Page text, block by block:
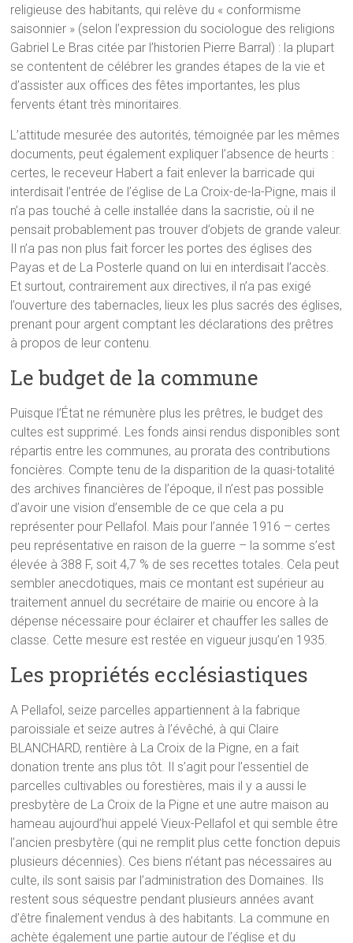
religieuse des habitants, qui relève du « conformisme
saisonnier » (selon l’expression du sociologue des religions
Gabriel Le Bras citée par l’historien Pierre Barral) : la plupart
se contentent de célébrer les grandes étapes de la vie et
d’assister aux offices des fêtes importantes, les plus
fervents étant très minoritaires.
L’attitude mesurée des autorités, témoignée par les mêmes
documents, peut également expliquer l’absence de heurts :
certes, le receveur Habert a fait enlever la barricade qui
interdisait l’entrée de l’église de La Croix-de-la-Pigne, mais il
n’a pas touché à celle installée dans la sacristie, où il ne
pensait probablement pas trouver d’objets de grande valeur.
Il n’a pas non plus fait forcer les portes des églises des
Payas et de La Posterle quand on lui en interdisait l’accès.
Et surtout, contrairement aux directives, il n’a pas exigé
l’ouverture des tabernacles, lieux les plus sacrés des églises,
prenant pour argent comptant les déclarations des prêtres
à propos de leur contenu.
Le budget de la commune
Puisque l’État ne rémunère plus les prêtres, le budget des
cultes est supprimé. Les fonds ainsi rendus disponibles sont
répartis entre les communes, au prorata des contributions
foncières. Compte tenu de la disparition de la quasi-totalité
des archives financières de l’époque, il n’est pas possible
d’avoir une vision d’ensemble de ce que cela a pu
représenter pour Pellafol. Mais pour l’année 1916 – certes
peu représentative en raison de la guerre – la somme s’est
élevée à 388 F, soit 4,7 % de ses recettes totales. Cela peut
sembler anecdotiques, mais ce montant est supérieur au
traitement annuel du secrétaire de mairie ou encore à la
dépense nécessaire pour éclairer et chauffer les salles de
classe. Cette mesure est restée en vigueur jusqu’en 1935.
Les propriétés ecclésiastiques
A Pellafol, seize parcelles appartiennent à la fabrique
paroissiale et seize autres à l’évêché, à qui Claire
BLANCHARD, rentière à La Croix de la Pigne, en a fait
donation trente ans plus tôt. Il s’agit pour l’essentiel de
parcelles cultivables ou forestières, mais il y a aussi le
presbytère de La Croix de la Pigne et une autre maison au
hameau aujourd’hui appelé Vieux-Pellafol et qui semble être
l’ancien presbytère (qui ne remplit plus cette fonction depuis
plusieurs décennies). Ces biens n’étant pas nécessaires au
culte, ils sont saisis par l’administration des Domaines. Ils
restent sous séquestre pendant plusieurs années avant
d’être finalement vendus à des habitants. La commune en
achète également une partie autour de l’église et du